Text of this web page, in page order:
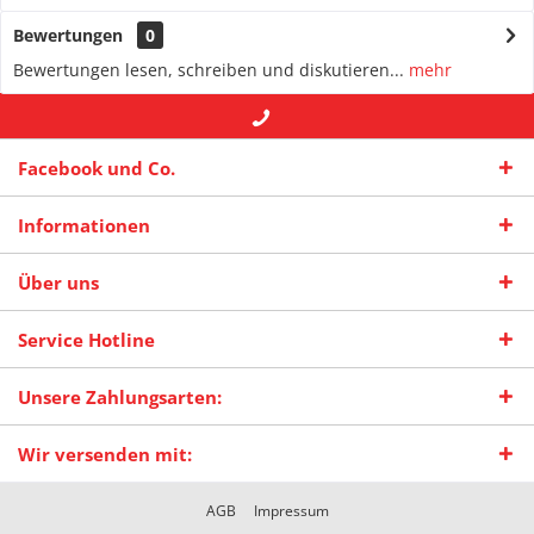
Bewertungen
0
Bewertungen lesen, schreiben und diskutieren... mehr
Facebook und Co.
Informationen
Über uns
Service Hotline
Unsere Zahlungsarten:
Wir versenden mit:
AGB Impressum